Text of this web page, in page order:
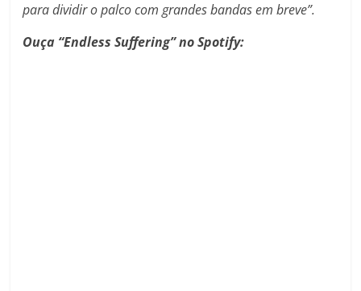
para dividir o palco com grandes bandas em breve”.
Ouça “Endless Suffering” no Spotify: